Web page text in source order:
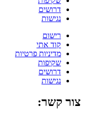
דרושים
נגישות
רישום
קוד אתי
מדיניות פרטיות
שקיפות
דרושים
נגישות
צור קשר: